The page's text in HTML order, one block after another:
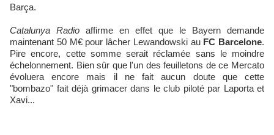
Barça.
Catalunya Radio affirme en effet que le Bayern demande
maintenant 50 M€ pour lâcher Lewandowski au FC Barcelone.
Pire encore, cette somme serait réclamée sans le moindre
échelonnement. Bien sûr que l'un des feuilletons de ce Mercato
évoluera encore mais il ne fait aucun doute que cette
"bombazo" fait déjà grimacer dans le club piloté par Laporta et
Xavi...